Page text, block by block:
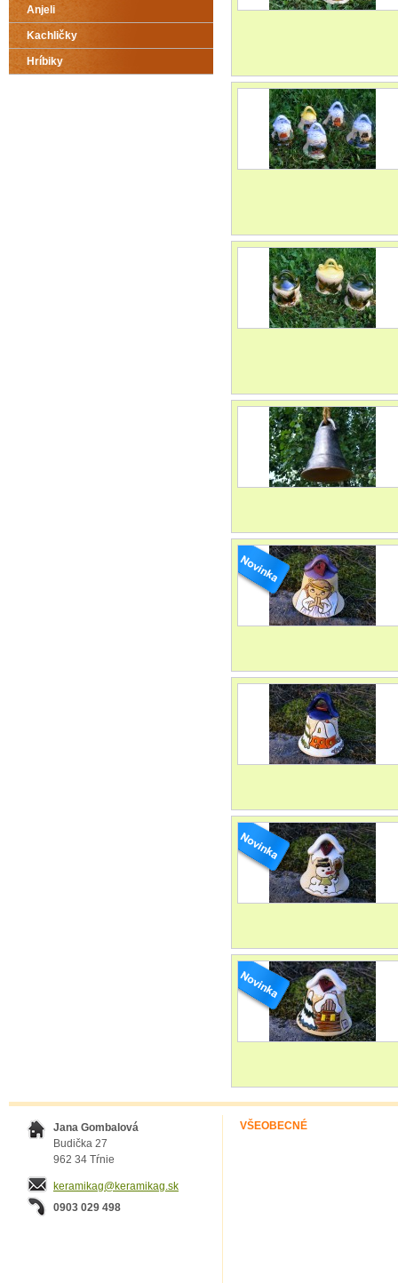
Anjeli
Kachličky
Hríbiky
Jana Gombalová
Budička 27
962 34 Tŕnie
keramikag@keramikag.sk
0903 029 498
VŠEOBECNÉ